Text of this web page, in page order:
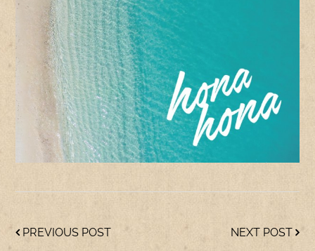
PREVIOUS POST NEXT POST